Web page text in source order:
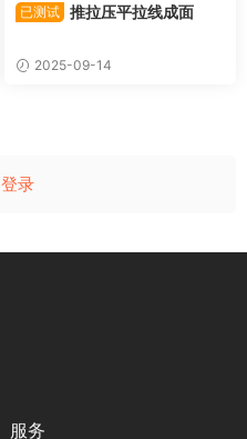
已测试 推拉压平拉线成面
2025-09-14
登录
服务